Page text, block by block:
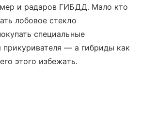
и радаров ГИБДД. Мало кто
лобовое стекло
специальные
прикуривателя — а гибриды как
этого избежать.